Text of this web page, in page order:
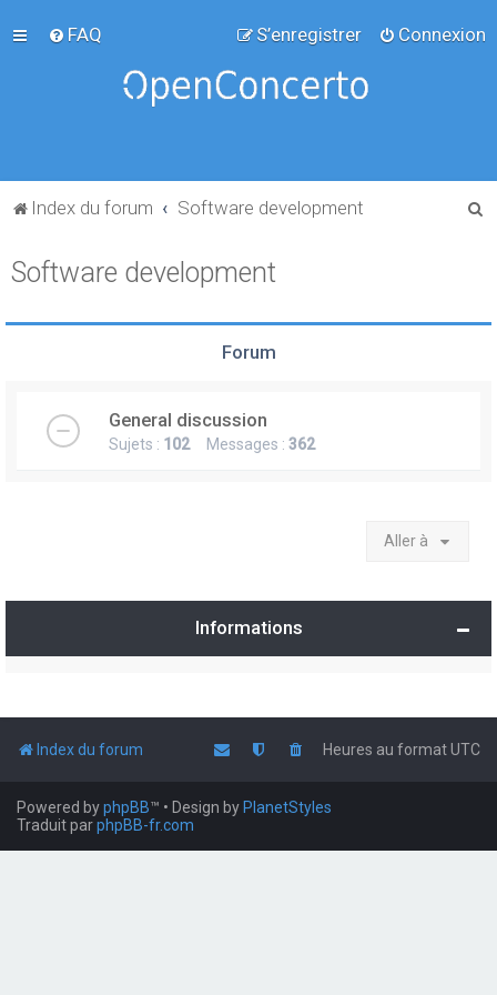
FAQ Connexion
S’enregistrer
Index du forum Software development
e
Software development
Forum
General discussion
Sujets : 102Messages : 362
Aller à
Informations
Index du forum Heures au formatUTC
Powered byphpBB™ • Design by PlanetStyles
Traduit parphpBB-fr.com